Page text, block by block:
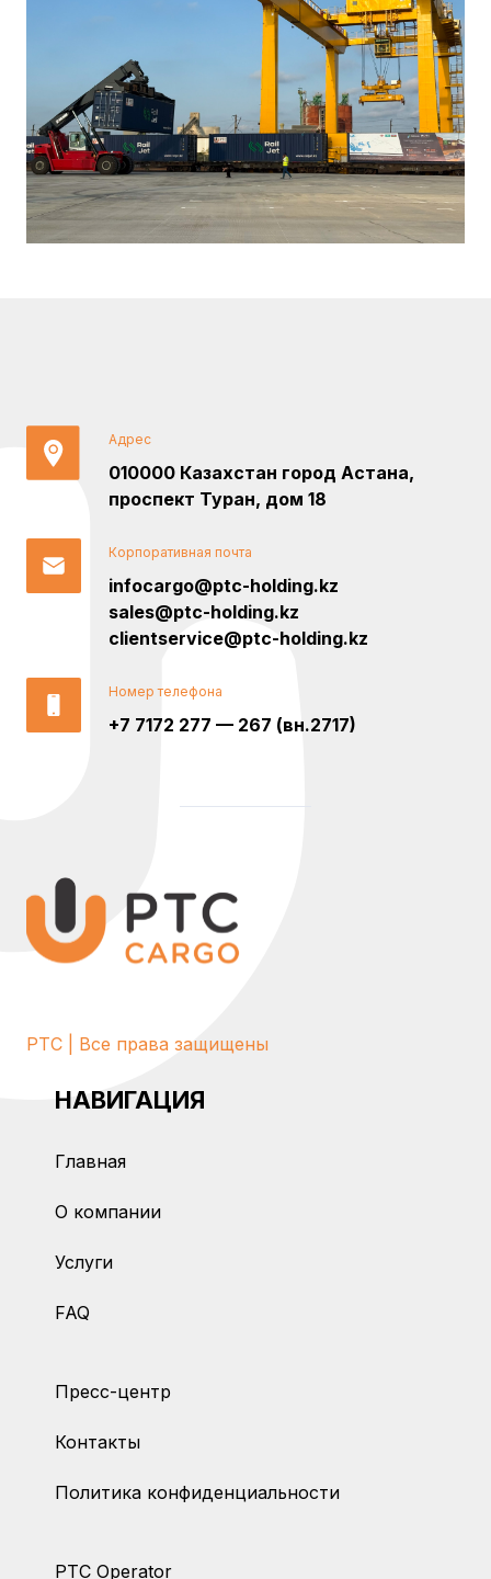
Адрес
010000 Казахстан город Астана,
проспект Туран, дом 18
Корпоративная почта
infocargo@ptc-holding.kz
sales@ptc-holding.kz
clientservice@ptc-holding.kz
Номер телефона
+7 7172 277 — 267 (вн.2717)
PTC | Все права защищены
НАВИГАЦИЯ
Главная
О компании
Услуги
FAQ
Пресс-центр
Контакты
Политика конфиденциальности
PTC Operator